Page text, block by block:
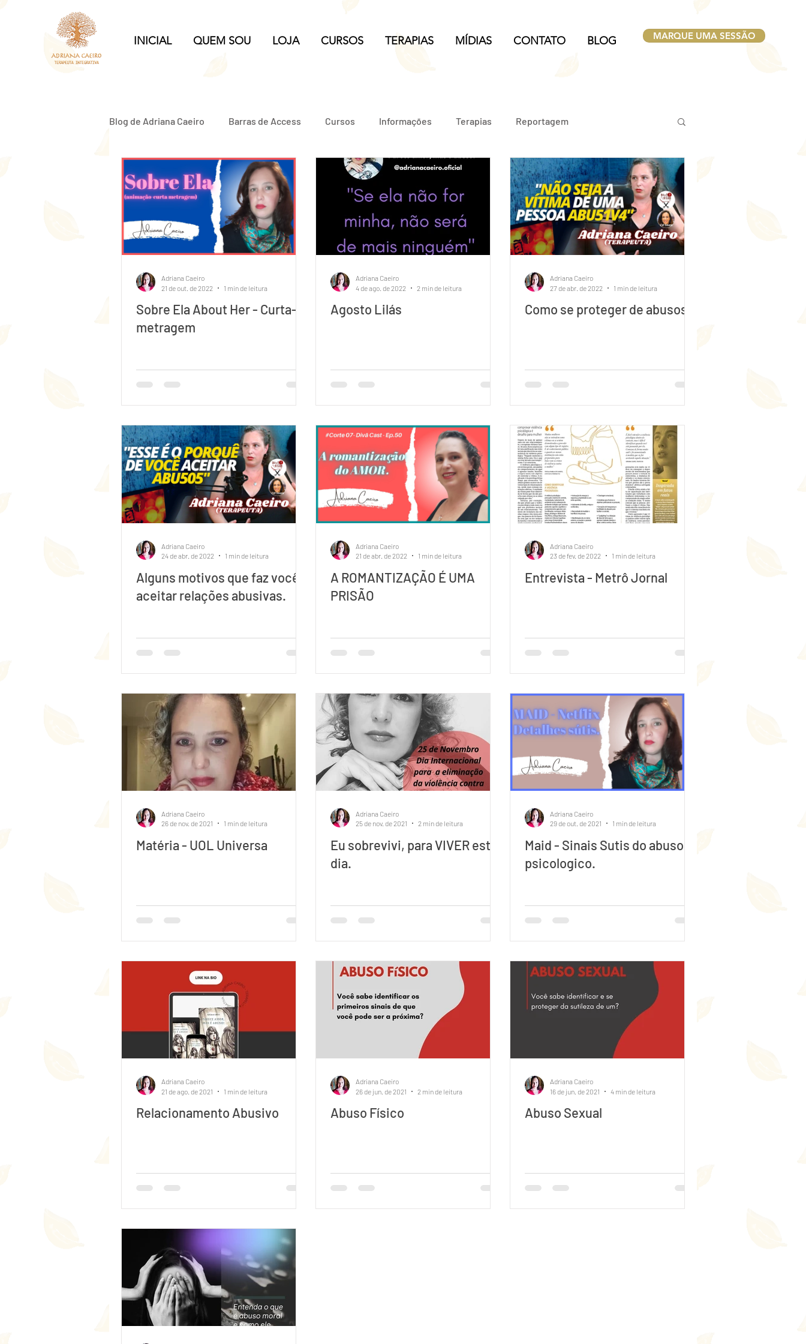
INICIAL QUEM SOU LOJA CURSOS TERAPIAS MÍDIAS CONTATO BLOG MARQUE UMA SESSÃO
Blog de Adriana Caeiro Barras de Access Cursos Informações Terapias Reportagem
Relacionamento Abusivo
Sobre Ela About Her - Curta-
metragem
Adriana Caeiro
21 de out. de 2022
1 min de leitura
Agosto Lilás
Adriana Caeiro
4 de ago. de 2022
2 min de leitura
Como se proteger de abusos!
Adriana Caeiro
27 de abr. de 2022
1 min de leitura
Alguns motivos que faz você
aceitar relações abusivas.
Adriana Caeiro
24 de abr. de 2022
1 min de leitura
A ROMANTIZAÇÃO É UMA
PRISÃO
Adriana Caeiro
21 de abr. de 2022
1 min de leitura
Entrevista - Metrô Jornal
Adriana Caeiro
23 de fev. de 2022
1 min de leitura
Matéria - UOL Universa
Adriana Caeiro
26 de nov. de 2021
1 min de leitura
Eu sobrevivi, para VIVER este
dia.
Adriana Caeiro
25 de nov. de 2021
2 min de leitura
Maid - Sinais Sutis do abuso
psicologico.
Adriana Caeiro
29 de out. de 2021
1 min de leitura
Relacionamento Abusivo
Adriana Caeiro
21 de ago. de 2021
1 min de leitura
Abuso Físico
Adriana Caeiro
26 de jun. de 2021
2 min de leitura
Abuso Sexual
Adriana Caeiro
16 de jun. de 2021
4 min de leitura